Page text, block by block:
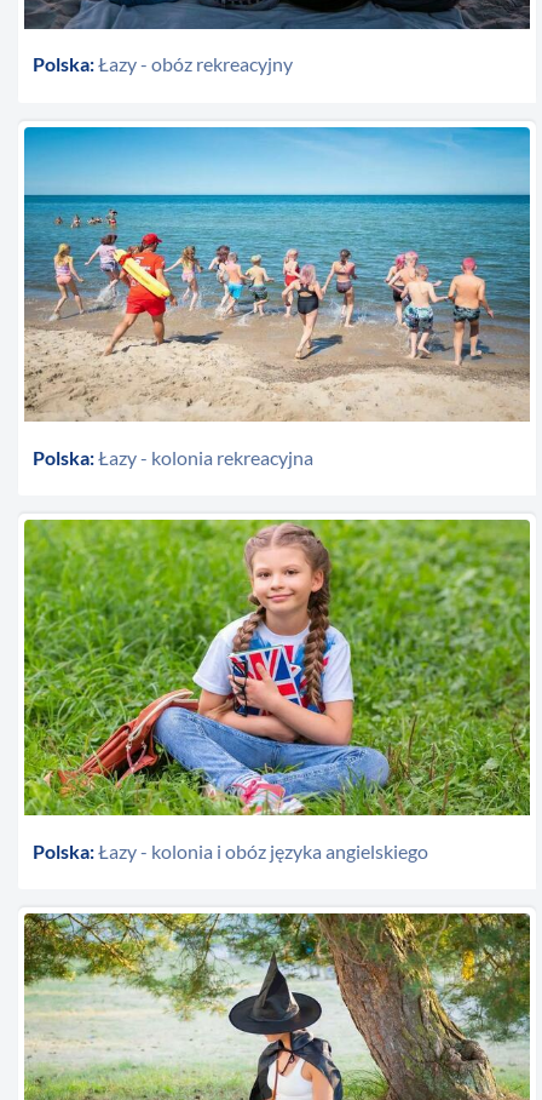
Polska:Łazy - obóz rekreacyjny
Polska:Łazy - kolonia rekreacyjna
Polska:Łazy - kolonia i obóz języka angielskiego